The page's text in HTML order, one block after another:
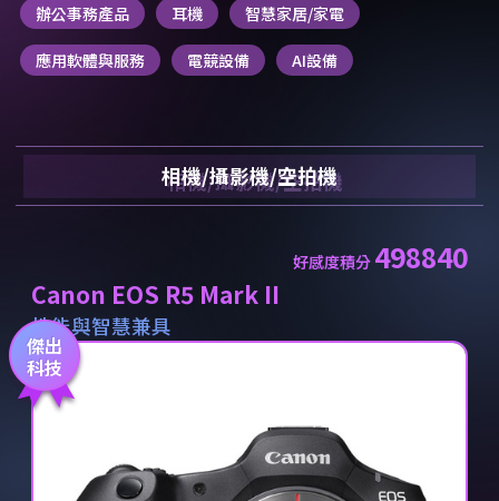
辦公事務產品 耳機 智慧家居/家電
應用軟體與服務 電競設備 AI設備
相機/攝影機/空拍機
Canon EOS R5 Mark II
性能與智慧兼具
好感度積分 498840
傑出
科技